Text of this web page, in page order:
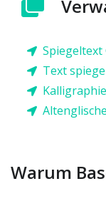
Text
Warum